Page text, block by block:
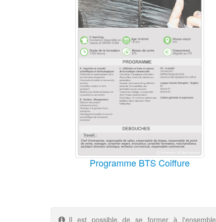
Programme BTS Coiffure
Il est possible de se former à